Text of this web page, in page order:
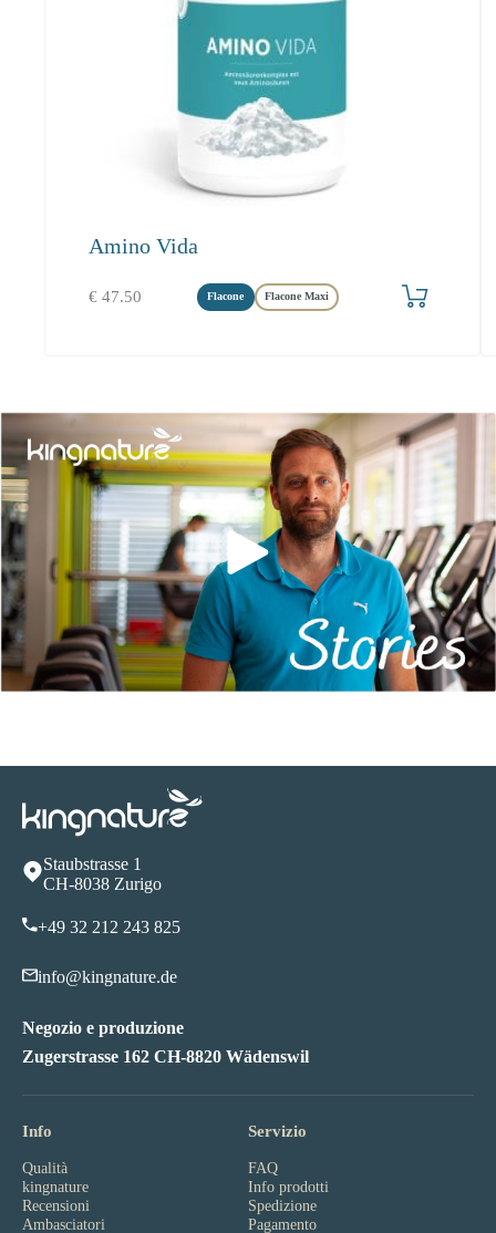
Amino Vida
€ 47.50 Flacone Flacone Maxi
Produkt bestellen
Staubstrasse 1
CH-8038 Zurigo
+49 32 212 243 825
info@kingnature.de
Negozio e produzione
Zugerstrasse 162 CH-8820 Wädenswil
Info
Qualità
kingnature
Recensioni
Ambasciatori
Servizio
FAQ
Info prodotti
Spedizione
Pagamento